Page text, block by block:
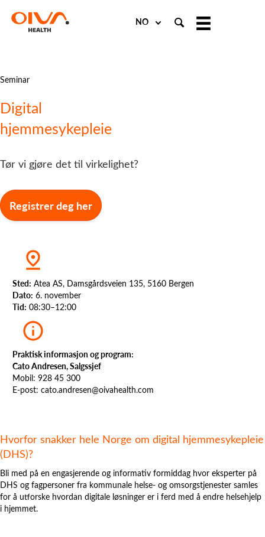
Choose
Seminar
Digital
hjemmesykepleie
Tør vi gjøre det til virkelighet?
Registrer deg her
Sted: Atea AS, Damsgårdsveien 135, 5160 Bergen
Dato: 6. november
Tid: 08:30–12:00
Praktisk informasjon og program:
Cato Andresen, Salgssjef
Mobil: 928 45 300
E-post: cato.andresen@oivahealth.com
Hvorfor snakker hele Norge om digital hjemmesykepleie
(DHS)?
Bli med på en engasjerende og informativ formiddag hvor eksperter på
DHS og fagpersoner fra kommunale helse- og omsorgstjenester samles
for å utforske hvordan digitale løsninger er i ferd med å endre helsehjelp
i hjemmet.